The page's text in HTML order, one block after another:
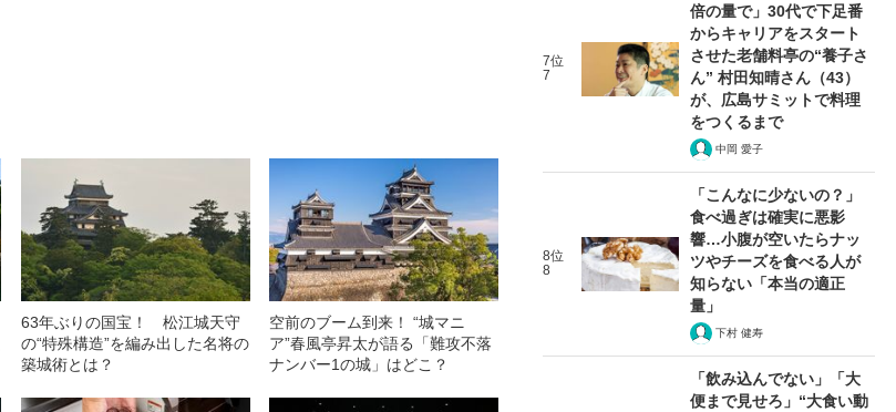
63年ぶりの国宝！ 松江城天守
の“特殊構造”を編み出した名将の
築城術とは？
空前のブーム到来！ “城マニ
ア”春風亭昇太が語る「難攻不落
ナンバー1の城」はどこ？
7位
7
倍の量で」30代で下足番
からキャリアをスタート
させた老舗料亭の“養子さ
ん” 村田知晴さん（43）
が、広島サミットで料理
をつくるまで
中岡 愛子
8位
8
「こんなに少ないの？」
食べ過ぎは確実に悪影
響…小腹が空いたらナッ
ツやチーズを食べる人が
知らない「本当の適正
量」
下村 健寿
「飲み込んでない」「大
便まで見せろ」“大食い動